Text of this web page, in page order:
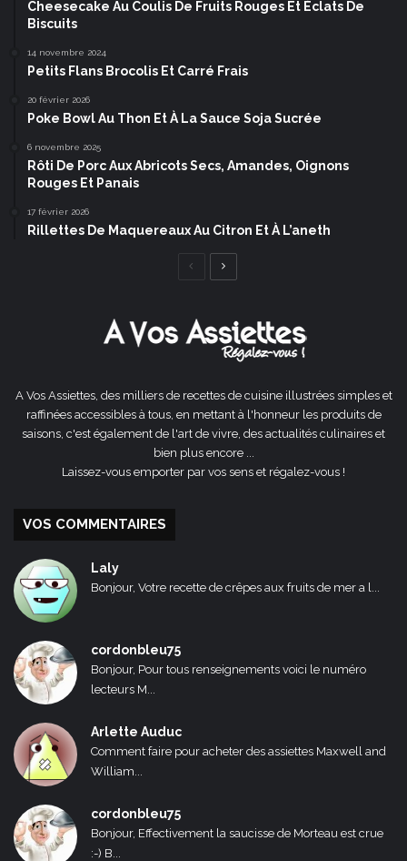
Cheesecake Au Coulis De Fruits Rouges Et Éclats De
Biscuits
14 novembre 2024
Petits Flans Brocolis Et Carré Frais
20 février 2026
Poke Bowl Au Thon Et À La Sauce Soja Sucrée
6 novembre 2025
Rôti De Porc Aux Abricots Secs, Amandes, Oignons
Rouges Et Panais
17 février 2026
Rillettes De Maquereaux Au Citron Et À L’aneth
Page
A Vos Assiettes, des milliers de recettes de cuisine illustrées simples et
raffinées accessibles à tous, en mettant à l'honneur les produits de
saisons, c'est également de l'art de vivre, des actualités culinaires et
bien plus encore ...
Laissez-vous emporter par vos sens et régalez-vous !
VOS COMMENTAIRES
Laly
Bonjour, Votre recette de crêpes aux fruits de mer a l...
cordonbleu75
Bonjour, Pour tous renseignements voici le numéro
lecteurs M...
Arlette Auduc
Comment faire pour acheter des assiettes Maxwell and
William...
cordonbleu75
Bonjour, Effectivement la saucisse de Morteau est crue
:-) B...